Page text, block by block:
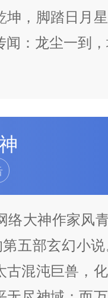
坤，脚踏日月
闻：龙尘一到
络大神作家风
五部玄幻小
古混沌巨兽，